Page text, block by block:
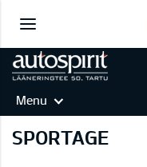
Menu
SPORTAGE